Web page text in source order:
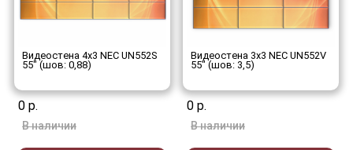
Видеостена 4x3 NEC UN552S
55" (шов: 0,88)
0 р.
В наличии
Видеостена 3x3 NEC UN552V
55" (шов: 3,5)
0 р.
В наличии